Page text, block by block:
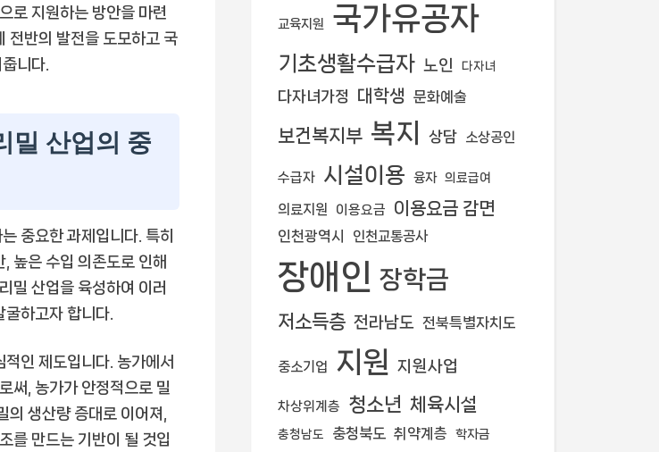
로 지원하는 방안을 마련
전반의 발전을 도모하고 국
니다.
밀 산업의 중
중요한 과제입니다. 특히
높은 수입 의존도로 인해
밀 산업을 육성하여 이러
하고자 합니다.
적인 제도입니다. 농가에서
써, 농가가 안정적으로 밀
생산량 증대로 이어져,
를 만드는 기반이 될 것입
교육지원 국가유공자
기초생활수급자 노인 다자녀
다자녀가정 대학생 문화예술
보건복지부 복지 상담 소상공인
수급자 시설이용 융자 의료급여
의료지원 이용요금 이용요금 감면
인천광역시 인천교통공사
장애인 장학금
저소득층 전라남도 전북특별자치도
중소기업 지원 지원사업
차상위계층 청소년 체육시설
충청남도 충청북도 취약계층 학자금